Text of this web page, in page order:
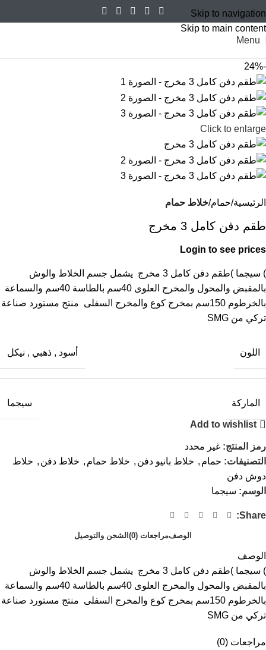
Skip to navigation
Skip to main content
Menu
-24%
Click to enlarge
الرئيسية حمام خلاط حمام
طقم دفن كامل 3 مخرج
Login to see prices
) سيجما )طقم دفن كامل 3 مخرج يشمل جسم الخلاط والوش
بالمقبض والمحول والمخرج العلوى 40سم بالطاسة 40سم والسماعة
بالخرطوم 150سم بمخرج كوع والمخرج السفلى منتج مستورد صناعة
تركي من SMG
اللون أسود , ذهبي , نيكل
الماركة سيجما
Add to wishlist
رمز المنتج: غير محدد
التصنيفات: حمام , خلاط بانيو دفن , خلاط حمام , خلاط دفن , خلاط
دوش دفن
الوسم: سيجما
Share:
الوصفمراجعات (0) الشحن والتوصيل
الوصف
) سيجما )طقم دفن كامل 3 مخرج يشمل جسم الخلاط والوش
بالمقبض والمحول والمخرج العلوى 40سم بالطاسة 40سم والسماعة
بالخرطوم 150سم بمخرج كوع والمخرج السفلى منتج مستورد صناعة
تركي من SMG
مراجعات (0)